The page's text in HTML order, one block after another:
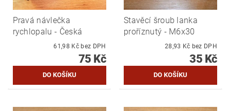
Pravá návlečka
rychlopalu - Česká
61,98 Kč bez DPH
75 Kč
Stavěcí šroub lanka
proříznutý - M6x30
28,93 Kč bez DPH
35 Kč